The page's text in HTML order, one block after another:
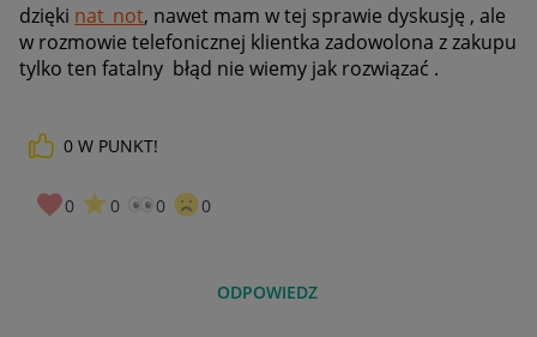
dzięki nat_not, nawet mam w tej sprawie dyskusję , ale
w rozmowie telefonicznej klientka zadowolona z zakupu
tylko ten fatalny błąd nie wiemy jak rozwiązać .
0 W PUNKT!
0 0 0 0
ODPOWIEDZ